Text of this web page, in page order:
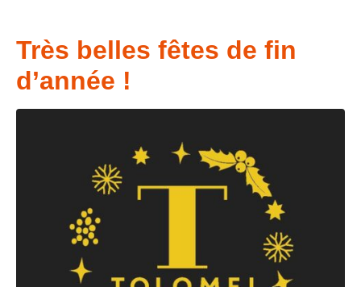
Très belles fêtes de fin
d’année !